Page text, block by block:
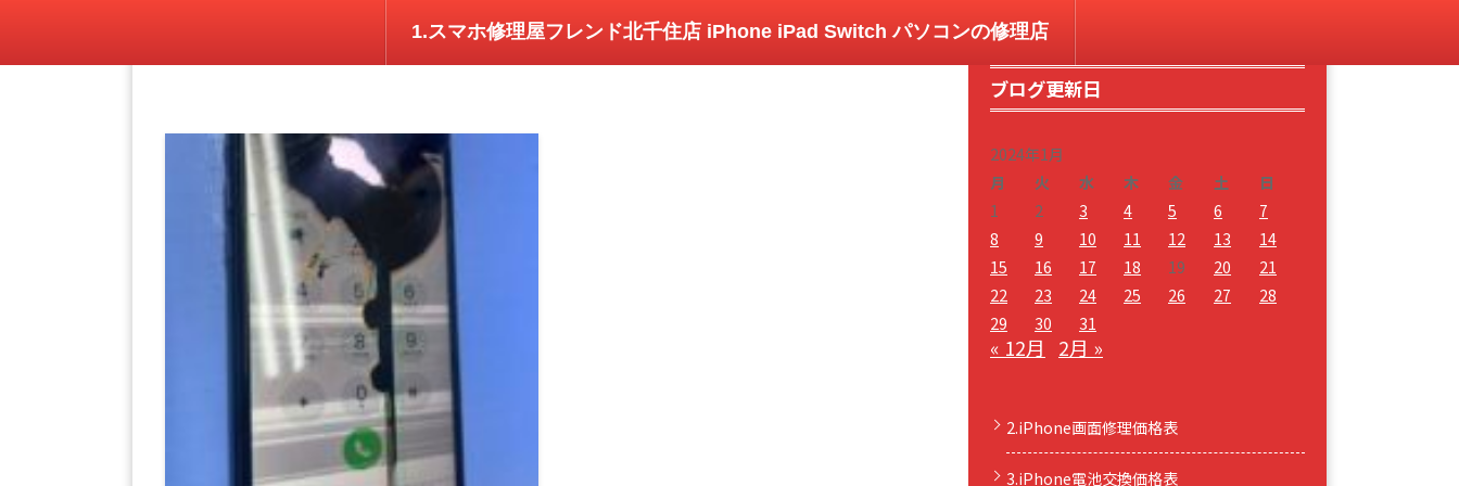
1.スマホ修理屋フレンド北千住店 iPhone iPad Switch パソコンの修理店
ブログ更新日
2024年1月
月
火 水 木 金 土
日
1
2 3 4 5 6
7
8
9 10 11 12 13
14
15
16 17 18 19 20
21
22
23 24 25 26 27
28
29
30 31
« 12月 2月 »
2.iPhone画面修理価格表
3.iPhone電池交換価格表